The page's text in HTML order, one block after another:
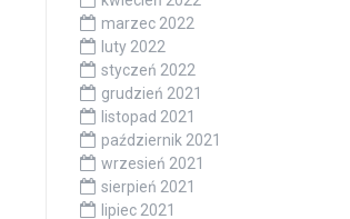
marzec 2022
luty 2022
styczeń 2022
grudzień 2021
listopad 2021
październik 2021
wrzesień 2021
sierpień 2021
lipiec 2021